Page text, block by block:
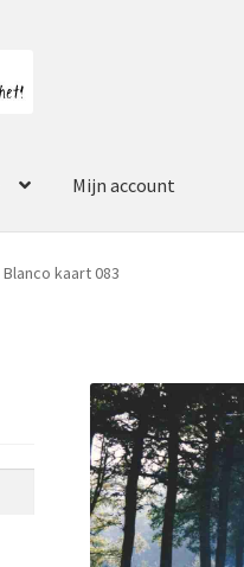
Mijn account
Blanco kaart 083